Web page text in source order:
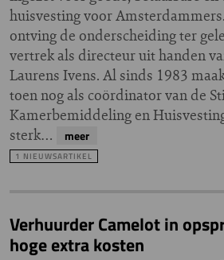
huisvesting voor
ontving de onderscheiding ter
vertrek als directeur uit handen
Laurens Ivens. Al sinds 1983
toen nog als coördinator van de
Kamerbemiddeling en
sterk…
meer
1 NIEUWSARTIKEL
Verhuurder Camelot in
hoge extra kosten